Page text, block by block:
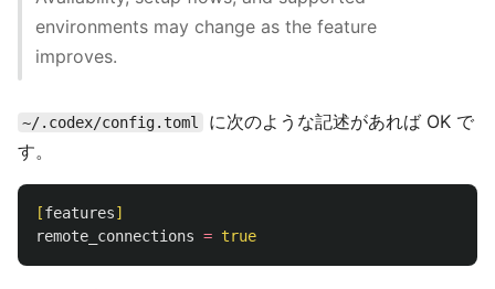
environments may change as the feature
improves.
~/.codex/config.toml
に次のような記述があれば OK で
す。
[features]
remote_connections = true